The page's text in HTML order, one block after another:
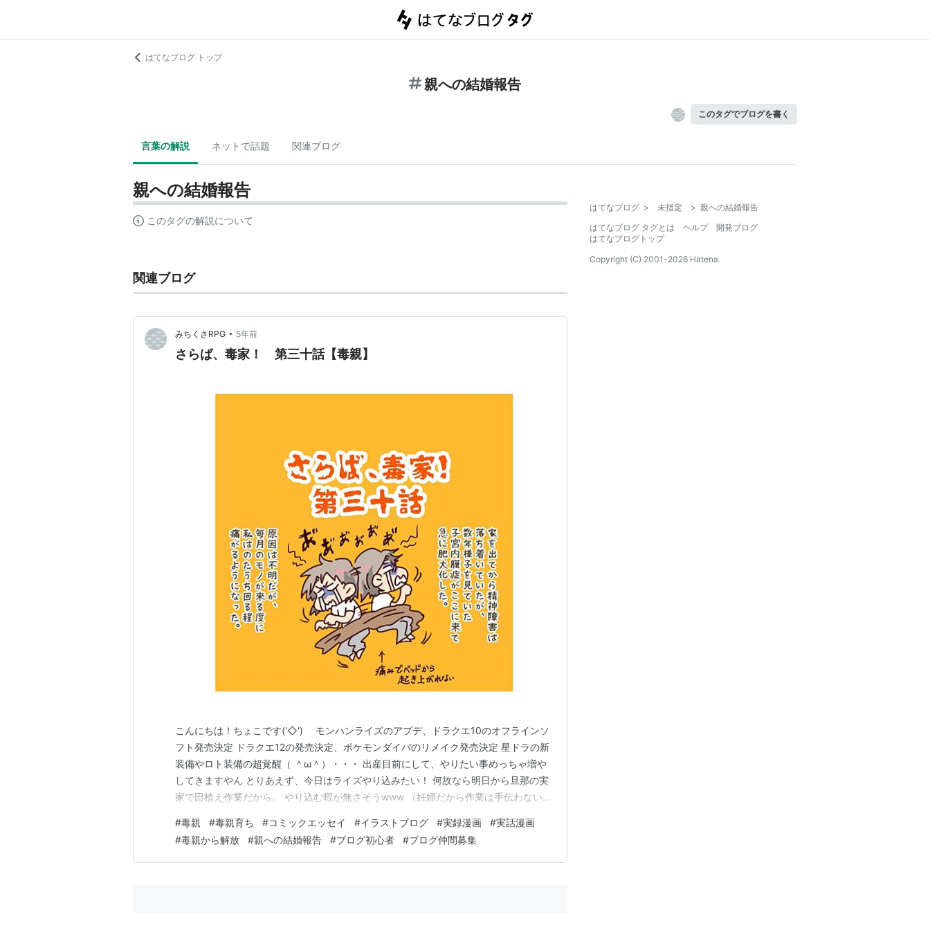
はてなブログ トップ
親への結婚報告
このタグでブログを書く
言葉の解説 ネットで話題 関連ブログ
親への結婚報告
このタグの解説について
関連ブログ
みちくさRPG • 5年前
さらば、毒家！ 第三十話【毒親】
こんにちは！ちょこです('◇')ゞ モンハンライズのアプデ、ドラクエ10のオフラインソ
フト発売決定 ドラクエ12の発売決定、ポケモンダイパのリメイク発売決定 星ドラの新
装備やロト装備の超覚醒（ ＾ω＾）・・・ 出産目前にして、やりたい事めっちゃ増や
してきますやん とりあえず、今日はライズやり込みたい！ 何故なら明日から旦那の実
家で田植え作業だから。 やり込む暇が無さそうwww （妊婦だから作業は手伝わないけ
的罹りやすい病気です。 毎回の生理痛を我慢せず、しっかり婦人科の検診を受けてほ
しいです。 私の家系的に、母親…
#毒親 #毒親育ち #コミックエッセイ #イラストブログ #実録漫画 #実話漫画
#毒親から解放 #親への結婚報告 #ブログ初心者 #ブログ仲間募集
はてなブログ > 未指定 > 親への結婚報告
はてなブログ タグとは
ヘルプ
開発ブログ
はてなブログトップ
Copyright (C) 2001-2026 Hatena.